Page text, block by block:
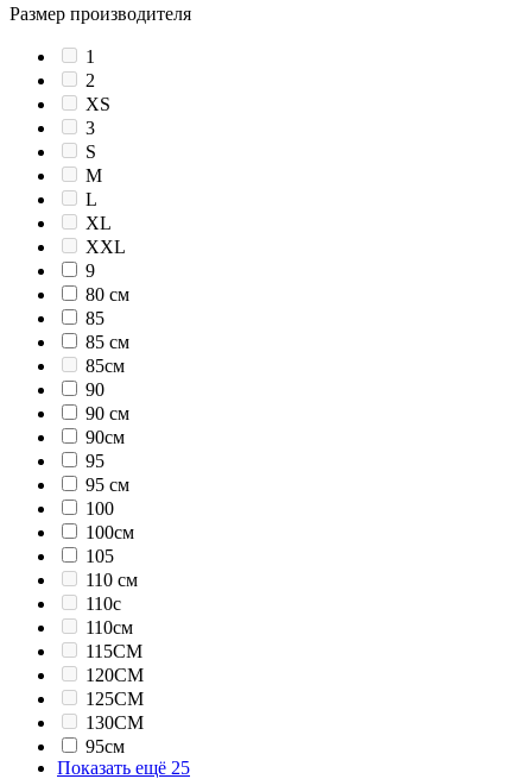
Размер производителя
1
2
XS
3
S
M
L
XL
XXL
9
80 см
85
85 см
85см
90
90 см
90см
95
95 см
100
100см
105
110 см
110с
110см
115СМ
120СМ
125СМ
130СМ
95см
Показать ещё 25